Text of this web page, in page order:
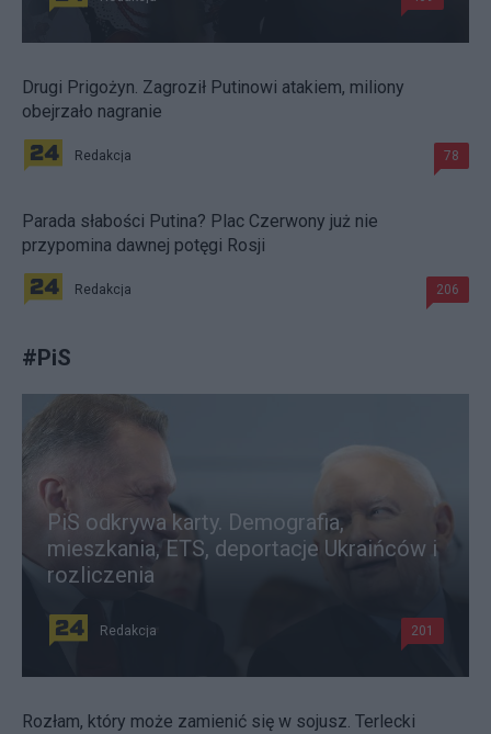
Drugi Prigożyn. Zagroził Putinowi atakiem, miliony
obejrzało nagranie
Redakcja 78
Parada słabości Putina? Plac Czerwony już nie
przypomina dawnej potęgi Rosji
Redakcja 206
#PiS
PiS odkrywa karty. Demografia,
mieszkania, ETS, deportacje Ukraińców i
rozliczenia
Redakcja 201
Rozłam, który może zamienić się w sojusz. Terlecki